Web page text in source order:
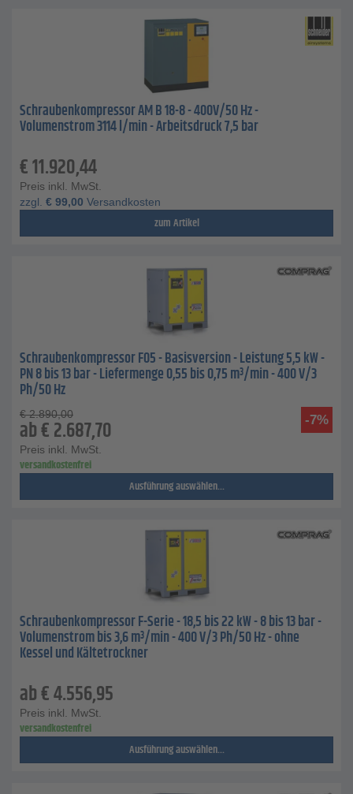
Schraubenkompressor AM B 18-8 - 400V/50 Hz -
Volumenstrom 3114 l/min - Arbeitsdruck 7,5 bar
€11.920,44
Preis inkl. MwSt.
zzgl. € 99,00 Versandkosten
zum Artikel
Schraubenkompressor F05 - Basisversion - Leistung 5,5 kW -
PN 8 bis 13 bar - Liefermenge 0,55 bis 0,75 m³/min - 400 V/3
Ph/50 Hz
-7%
€ 2.890,00
ab€2.687,70
Preis inkl. MwSt.
versandkostenfrei
Ausführung auswählen...
Schraubenkompressor F-Serie - 18,5 bis 22 kW - 8 bis 13 bar -
Volumenstrom bis 3,6 m³/min - 400 V/3 Ph/50 Hz - ohne
Kessel und Kältetrockner
ab€4.556,95
Preis inkl. MwSt.
versandkostenfrei
Ausführung auswählen...